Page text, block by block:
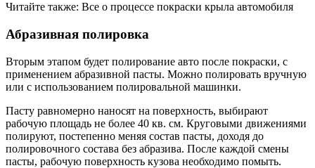
Читайте также: Все о процессе покраски крыла автомобиля
Абразивная полировка
Вторым этапом будет полирование авто после покраски, с
применением абразивной пасты. Можно полировать вручную
или с использованием полировальной машинки.
Пасту равномерно наносят на поверхность, выбирают
рабочую площадь не более 40 кв. см. Круговыми движениями
полируют, постепенно меняя состав пасты, доходя до
полировочного состава без абразива. После каждой смены
пасты, рабочую поверхность кузова необходимо помыть.